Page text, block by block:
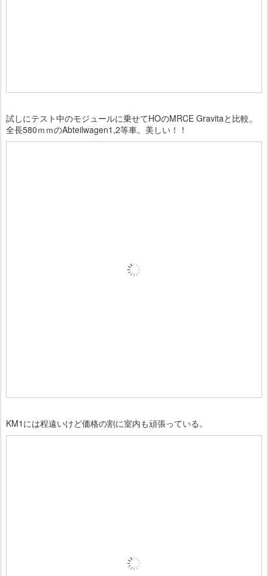
試しにテスト中のモジュールに乗せてHOのMRCE Gravitaと比較。
全長580ｍｍのAbteilwagen1,2等車。美しい！！
KM1には程遠いけど価格の割に室内も頑張っている。